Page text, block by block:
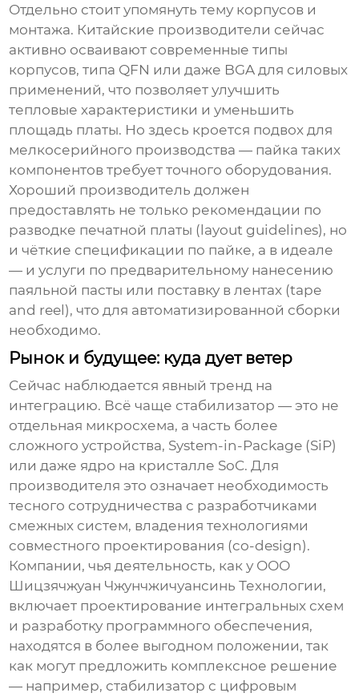
Отдельно стоит упомянуть тему корпусов и
монтажа. Китайские производители сейчас
активно осваивают современные типы
корпусов, типа QFN или даже BGA для силовых
применений, что позволяет улучшить
тепловые характеристики и уменьшить
площадь платы. Но здесь кроется подвох для
мелкосерийного производства — пайка таких
компонентов требует точного оборудования.
Хороший производитель должен
предоставлять не только рекомендации по
разводке печатной платы (layout guidelines), но
и чёткие спецификации по пайке, а в идеале
— и услуги по предварительному нанесению
паяльной пасты или поставку в лентах (tape
and reel), что для автоматизированной сборки
необходимо.
Рынок и будущее: куда дует ветер
Сейчас наблюдается явный тренд на
интеграцию. Всё чаще стабилизатор — это не
отдельная микросхема, а часть более
сложного устройства, System-in-Package (SiP)
или даже ядро на кристалле SoC. Для
производителя это означает необходимость
тесного сотрудничества с разработчиками
смежных систем, владения технологиями
совместного проектирования (co-design).
Компании, чья деятельность, как у ООО
Шицзячжуан Чжунчжичуансинь Технологии,
включает проектирование интегральных схем
и разработку программного обеспечения,
находятся в более выгодном положении, так
как могут предложить комплексное решение
— например, стабилизатор с цифровым